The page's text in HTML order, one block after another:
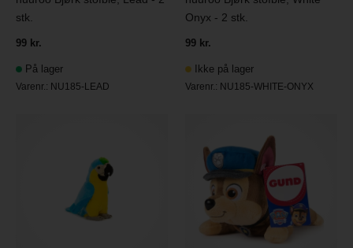
stk.
99 kr.
På lager
Varenr.: NU185-LEAD
Onyx - 2 stk.
99 kr.
Ikke på lager
Varenr.: NU185-WHITE-ONYX